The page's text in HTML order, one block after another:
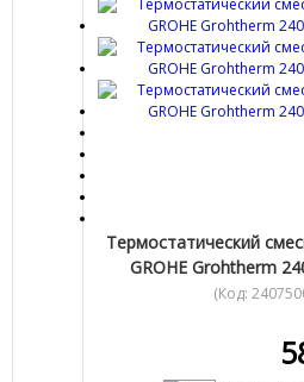
Термостатический
GROHE Grohtherm
(Код: